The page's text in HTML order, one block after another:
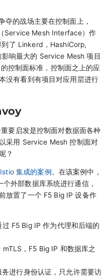
的战场主要在控制面上，
Service Mesh Interface）作
了 Linkerd，HashiCorp,
响最大的 Service Mesh 项目
控制面标准，控制面之上的应
没有看到有项目对应用层进行
要启发是控制面对数据面各种
采用 Service Mesh 控制面对
？
集成的案例 。在该案例中，
外部数据库系统进行通信，
放置了一个 F5 Big IP 设备作
F5 Big IP 作为代理和后端的
，F5 Big IP 和数据库之
进行身份认证，只允许需要访